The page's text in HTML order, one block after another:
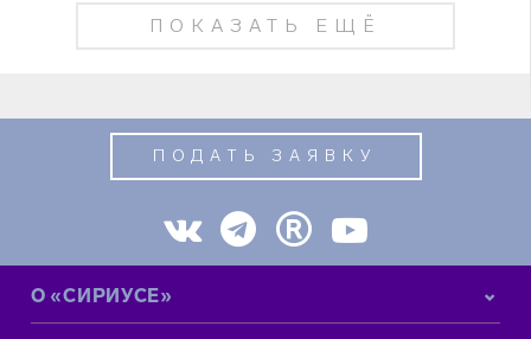
ПОКАЗАТЬ ЕЩЁ
ПОДАТЬ ЗАЯВКУ
О «СИРИУСЕ»